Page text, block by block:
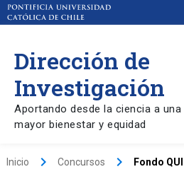
Dirección de
Investigación
Aportando desde la ciencia a
mayor bienestar y equidad
Inicio keyboard_arrow_right Concursos keyboard_arrow_right Fondo